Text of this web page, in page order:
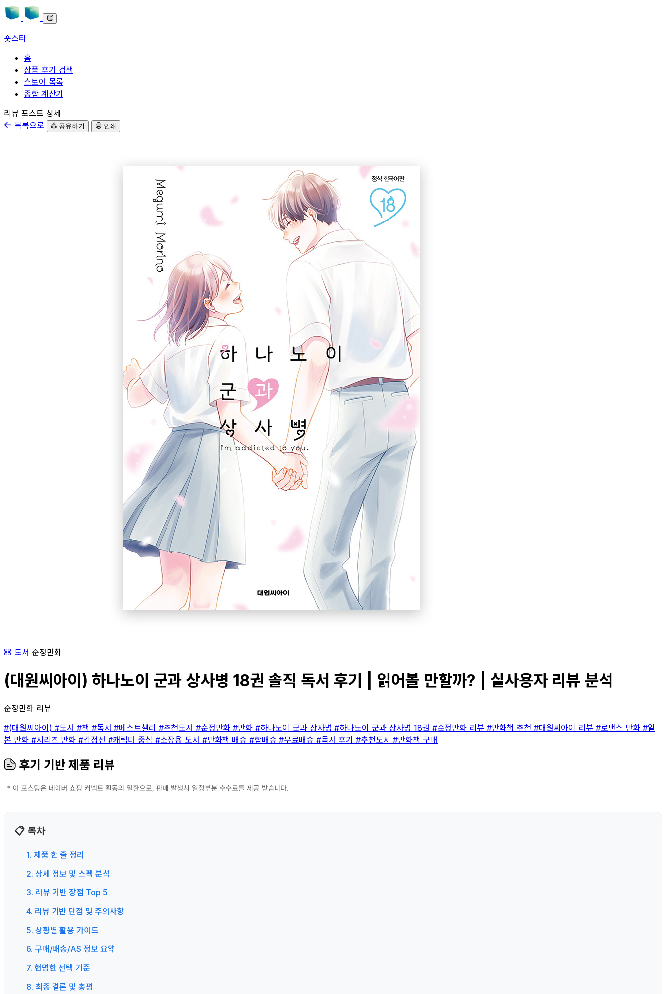
숏스타
홈
상품 후기 검색
스토어 목록
종합 계산기
본문으로 바로가기
리뷰 포스트 상세
목록으로
공유하기 인쇄
도서 순정만화
(대원씨아이) 하나노이 군과 상사병 18권 솔직 독서 후기 | 읽어볼 만할까? | 실사용자 리뷰 분석
순정만화 리뷰
#(대원씨아이) #도서 #책 #독서 #베스트셀러 #추천도서 #순정만화 #만화 #하나노이 군과 상사병 #하나노이 군과 상사병 18권 #순정만화 리뷰 #만화책 추천 #대원씨아이 리뷰 #로맨스 만화 #일
본 만화 #시리즈 만화 #감정선 #캐릭터 중심 #소장용 도서 #만화책 배송 #합배송 #무료배송 #독서 후기 #추천도서 #만화책 구매
후기 기반 제품 리뷰
📋 목차
1. 제품 한 줄 정리
2. 상세 정보 및 스펙 분석
3. 리뷰 기반 장점 Top 5
4. 리뷰 기반 단점 및 주의사항
5. 상황별 활용 가이드
6. 구매/배송/AS 정보 요약
7. 현명한 선택 기준
8. 최종 결론 및 총평